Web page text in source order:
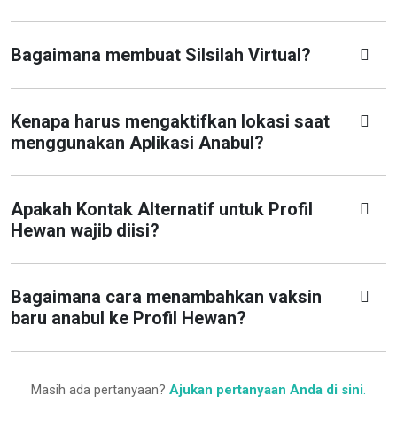
Bagaimana membuat Silsilah Virtual?
Kenapa harus mengaktifkan lokasi saat
menggunakan Aplikasi Anabul?
Apakah Kontak Alternatif untuk Profil
Hewan wajib diisi?
Bagaimana cara menambahkan vaksin
baru anabul ke Profil Hewan?
Masih ada pertanyaan? Ajukan pertanyaan Anda di sini.